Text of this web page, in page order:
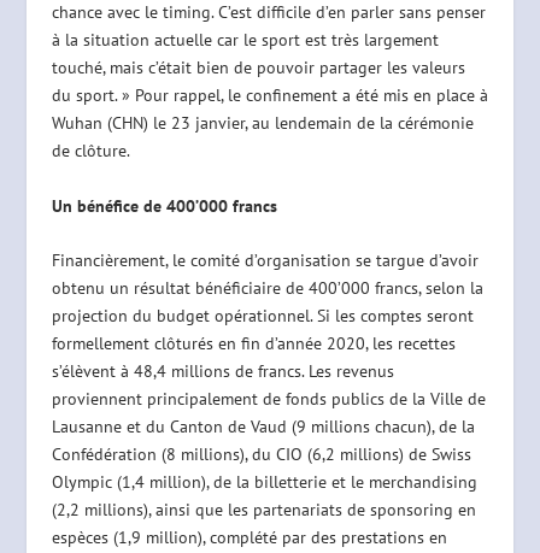
chance avec le timing. C’est difficile d’en parler sans penser
à la situation actuelle car le sport est très largement
touché, mais c’était bien de pouvoir partager les valeurs
du sport. » Pour rappel, le confinement a été mis en place à
Wuhan (CHN) le 23 janvier, au lendemain de la cérémonie
de clôture.
Un bénéfice de 400’000 francs
Financièrement, le comité d’organisation se targue d’avoir
obtenu un résultat bénéficiaire de 400’000 francs, selon la
projection du budget opérationnel. Si les comptes seront
formellement clôturés en fin d’année 2020, les recettes
s’élèvent à 48,4 millions de francs. Les revenus
proviennent principalement de fonds publics de la Ville de
Lausanne et du Canton de Vaud (9 millions chacun), de la
Confédération (8 millions), du CIO (6,2 millions) de Swiss
Olympic (1,4 million), de la billetterie et le merchandising
(2,2 millions), ainsi que les partenariats de sponsoring en
espèces (1,9 million), complété par des prestations en